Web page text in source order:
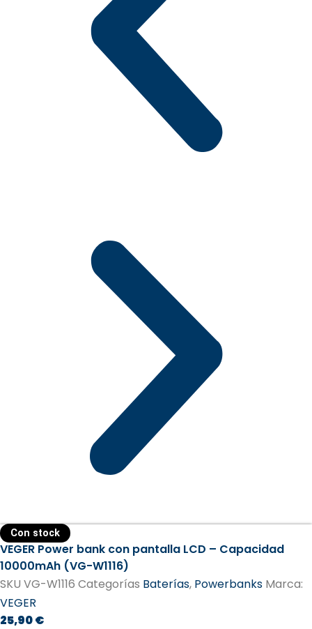
Con stock
VEGER Power bank con pantalla LCD – Capacidad
10000mAh (VG-W1116)
SKU VG-W1116 Categorías Baterías, Powerbanks Marca:
VEGER
25,90€